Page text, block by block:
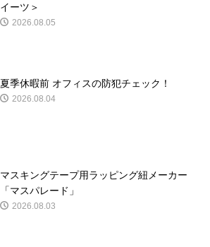
イーツ＞
2026.08.05
夏季休暇前 オフィスの防犯チェック！
2026.08.04
マスキングテープ用ラッピング紐メーカー
「マスパレード」
2026.08.03